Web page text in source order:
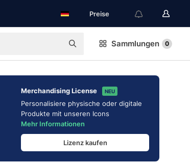
Preise
Sammlungen 0
Merchandising License NEU
Personalisiere physische oder digitale
Produkte mit unseren Icons
Mehr Informationen
Lizenz kaufen